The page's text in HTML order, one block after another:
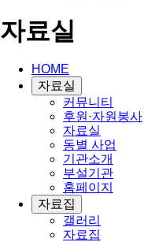
자료실
HOME
자료실
커뮤니티
후원·자원봉사
자료실
동별 사업
기관소개
부설기관
홈페이지
자료집
갤러리
자료집